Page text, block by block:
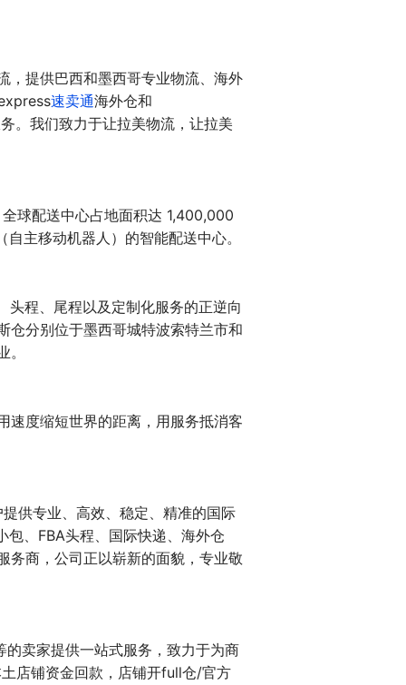
，提供巴西和墨西哥专业物流、海外
速卖通海外仓和
。我们致力于让拉美物流，让拉美
球配送中心占地面积达 1,400,000
主移动机器人）的智能配送中心。
程、尾程以及定制化服务的正逆向
仓分别位于墨西哥城特波索特兰市和
速度缩短世界的距离，用服务抵消客
供专业、高效、稳定、精准的国际
、FBA头程、国际快递、海外仓
务商，公司正以崭新的面貌，专业敬
的卖家提供一站式服务，致力于为商
店铺资金回款，店铺开full仓/官方